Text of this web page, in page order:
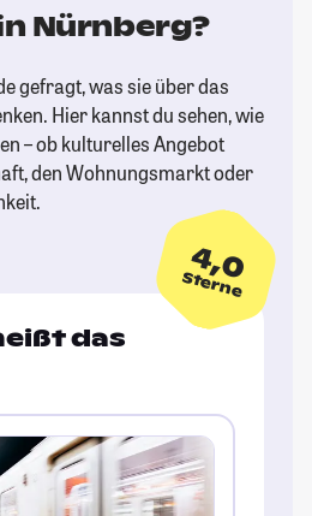
Nürnberg?
gefragt, was sie über das
Hier kannst du sehen, wie
– ob kulturelles Angebot
den Wohnungsmarkt oder
4,0
Sterne
das